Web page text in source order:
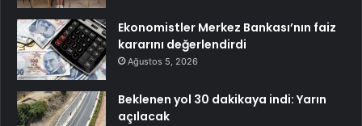
Ekonomistler Merkez Bankası’nın faiz
kararını değerlendirdi
Ağustos 5, 2026
Beklenen yol 30 dakikaya indi: Yarın
açılacak